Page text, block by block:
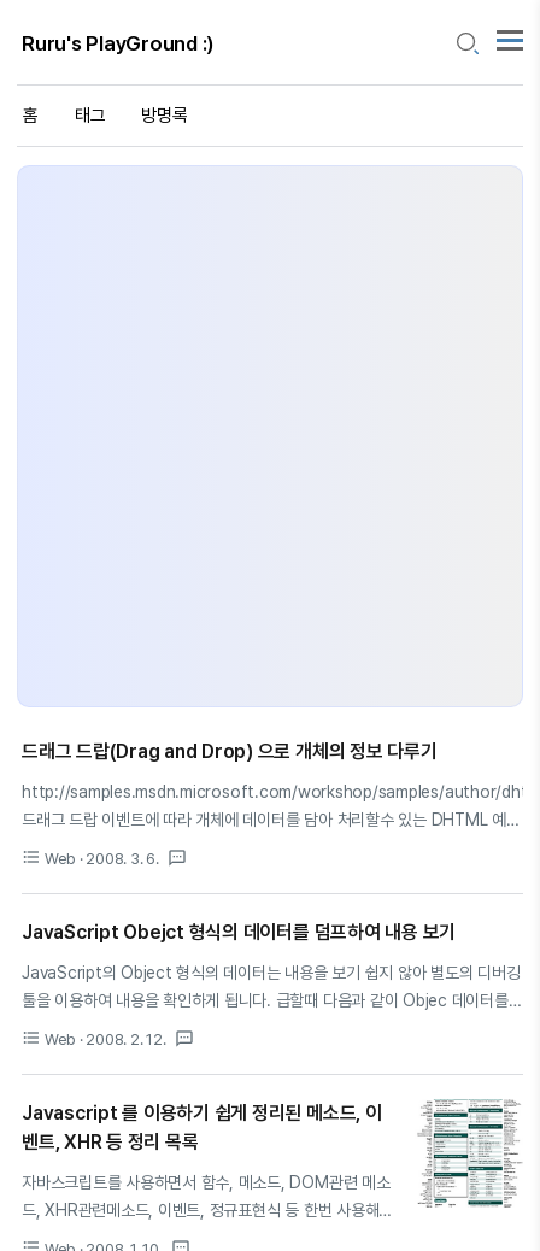
Ruru's PlayGround :)
홈 태그 방명록
드래그 드랍(Drag and Drop) 으로 개체의 정보 다루기
http://samples.msdn.microsoft.com/workshop/samples/author/
드래그 드랍 이벤트에 따라 개체에 데이터를 담아 처리할수 있는 DHTML 예제
입니다. 쇼핑몰의 쇼핑카트 등에 이용할 방향이 크네요. 소스 내용은 직접 위 링
format_list_bulleted Web · 2008. 3. 6. textsms
JavaScript Obejct 형식의 데이터를 덤프하여 내용 보기
JavaScript의 Object 형식의 데이터는 내용을 보기 쉽지 않아 별도의 디버깅
툴을 이용하여 내용을 확인하게 됩니다. 급할때 다음과 같이 Objec 데이터를
덤프해주는 함수를 추가하여 내용이 무엇이 들었는지 확인하는 방법도 괜찮을
object1 을 배열로 선언해 1~4까지 각각 값을 할당하고, 배열 안의 값을 출력
하는 내용입니다. 출력 할 때에는 출력내용이 줄단위로 표현되는 것을 제대로
보여주기 위헤 'pre' 테그로 감쌌습니다. 예상대로 결과는 다음과 같이 나옵니
다. object 0: 1 1: 2 2: 3 3: 4 참고 : ..
format_list_bulleted Web · 2008. 2. 12. textsms
Javascript 를 이용하기 쉽게 정리된 메소드, 이
벤트, XHR 등 정리 목록
자바스크립트를 사용하면서 함수, 메소드, DOM관련 메소
드, XHR관련메소드, 이벤트, 정규표현식 등 한번 사용해
봤지만 다음에 사용하다보면 잘 기억나지 않는 경우가 많이